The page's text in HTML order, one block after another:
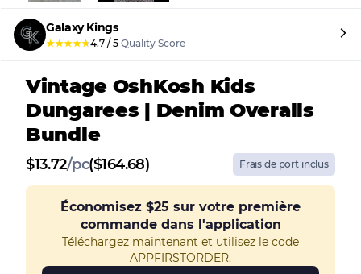
Galaxy Kings
★★★★★4.7 / 5 Quality Score
Vintage OshKosh Kids
Dungarees | Denim Overalls
Bundle
$13.72/pc($164.68) Frais de port inclus
Économisez $25 sur votre première
commande dans l'application
Téléchargez maintenant et utilisez le code
APPFIRSTORDER.